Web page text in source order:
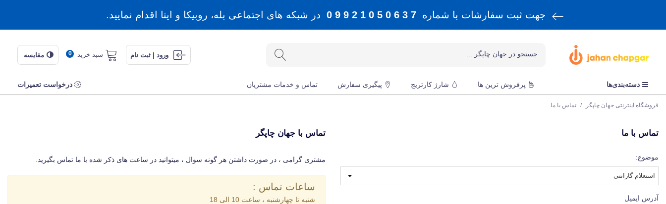
جهت ثبت سفارشات با شماره 7 3 6 0 5 0 1 2 9 9 0 در شبکه های اجتماعی بله، روبیکا و ایتا اقدام نمایید.
ورود | ثبت نام 0 سبد خرید مقایسه
دسته‌بندی‌ها پرفروش ترین ها شارژ کارتریج پیگیری سفارش تماس و خدمات مشتریان درخواست تعمیرات
فروشگاه اینترنتی جهان چاپگر / تماس با ما
تماس با ما
موضوع:
آدرس ایمیل
تماس با جهان چاپگر
مشتری گرامی ، در صورت داشتن هر گونه سوال ، میتوانید در ساعت های ذکر شده با ما تماس بگیرید.
ساعات تماس :
شنبه تا چهارشنبه ، ساعت 10 الی 18